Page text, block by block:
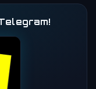
Telegram!